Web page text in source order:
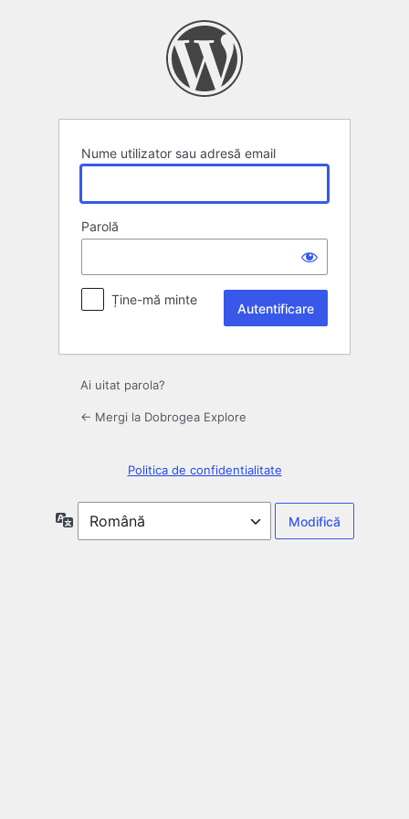
Nume utilizator sau adresă email
Parolă
Ține-mă minte
Ai uitat parola?
← Mergi la Dobrogea Explore
Politica de confidentialitate
Limbă